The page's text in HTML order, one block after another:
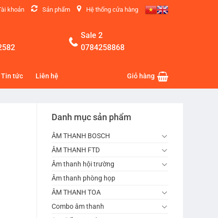
khoản Sản phẩm Hệ thống cửa hàng
Sale 2
0784258868
Tin tức Liên hệ Giỏ hàng
Danh mục sản phẩm
ÂM THANH BOSCH
ÂM THANH FTD
Âm thanh hội trường
Âm thanh phòng họp
ÂM THANH TOA
Combo âm thanh